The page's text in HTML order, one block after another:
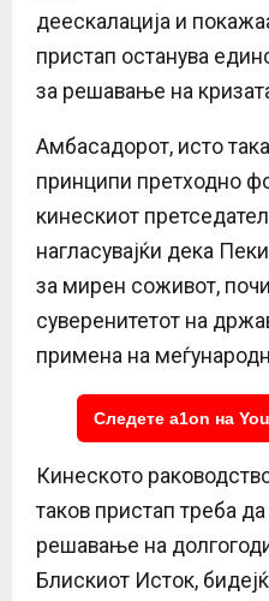
деескалација и
пристап останува
за решавање на
Амбасадорот, исто
принципи претходно
кинескиот
нагласувајќи дека
за мирен соживот,
суверенитетот на
примена на
Следете a1on на
Кинеското
таков пристап треба
решавање на
Блискиот Исток,